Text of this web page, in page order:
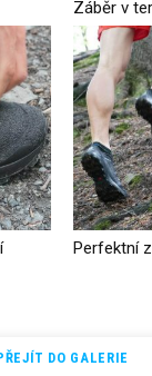
DO GALERIE
Záběr v